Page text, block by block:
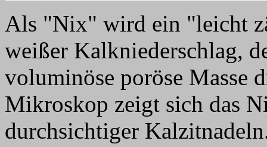
Als "Nix" wird ein "leicht
weißer Kalkniederschlag,
voluminöse poröse Masse
Mikroskop zeigt sich das
durchsichtiger